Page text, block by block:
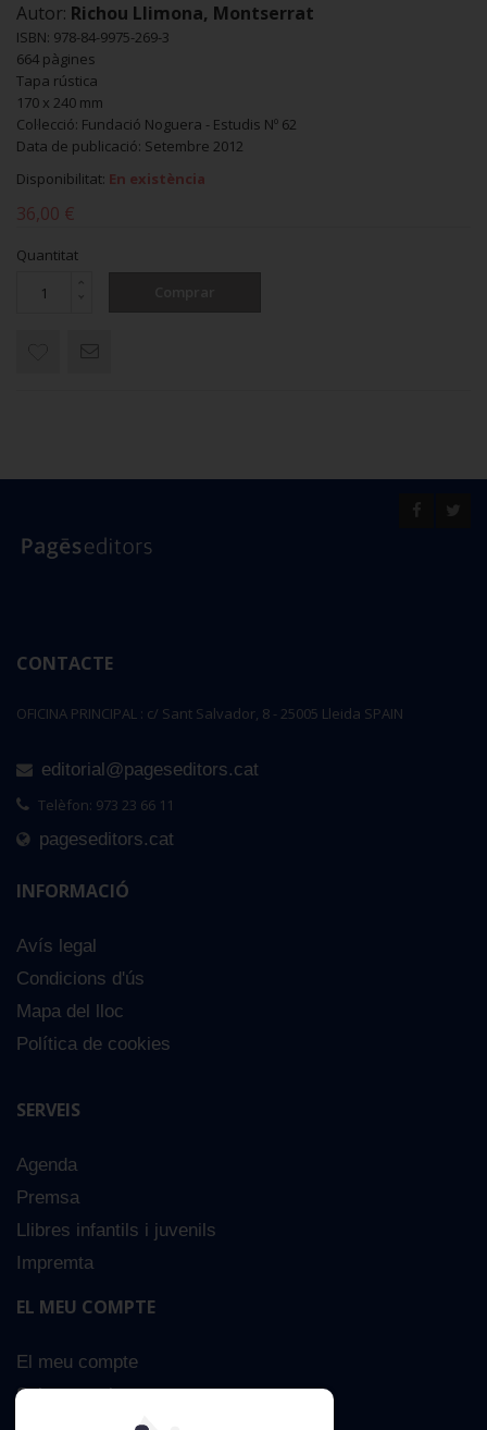
Autor: Richou Llimona, Montserrat
ISBN: 978-84-9975-269-3
664 pàgines
Tapa rústica
170 x 240 mm
Col·lecció: Fundació Noguera - Estudis Nº 62
Data de publicació: Setembre 2012
Disponibilitat: En existència
36,00 €
Quantitat
CONTACTE
OFICINA PRINCIPAL : c/ Sant Salvador, 8 - 25005 Lleida SPAIN
editorial@pageseditors.cat
Telèfon: 973 23 66 11
pageseditors.cat
INFORMACIÓ
Avís legal
Condicions d'ús
Mapa del lloc
Política de cookies
SERVEIS
Agenda
Premsa
Llibres infantils i juvenils
Impremta
EL MEU COMPTE
El meu compte
Sobre nosaltres